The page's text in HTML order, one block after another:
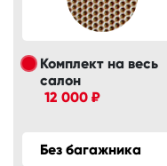
Комплект на весь
салон
12 000 ₽
Без багажника